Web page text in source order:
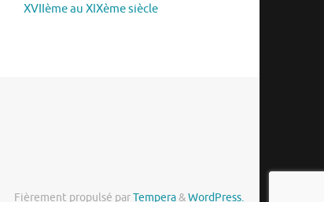
XVIIème au XIXème siècle
Fièrement propulsé parTempera&WordPress.